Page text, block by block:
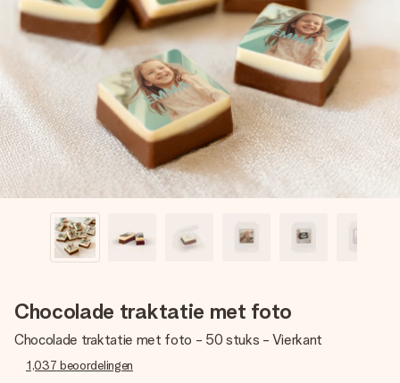
Gratis wenskaartje
Je maakt in een paar stappen iets unieks – met haar naam,
jullie foto of een boodschap die raakt. Zonder gedoe, maar
met alle aandacht voor het moment.
Chocolade traktatie met foto
Chocolade traktatie met foto - 50 stuks - Vierkant
1,037 beoordelingen